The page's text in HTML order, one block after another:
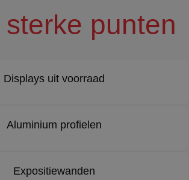
sterke punten
Displays uit voorraad
Aluminium profielen
Expositiewanden